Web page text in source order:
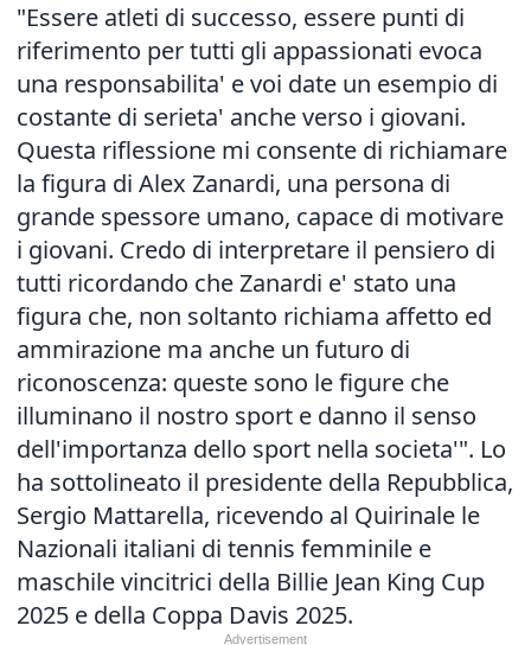
"Essere atleti di successo, essere punti di
riferimento per tutti gli appassionati evoca
una responsabilita' e voi date un esempio di
costante di serieta' anche verso i giovani.
Questa riflessione mi consente di richiamare
la figura di Alex Zanardi, una persona di
grande spessore umano, capace di motivare
i giovani. Credo di interpretare il pensiero di
tutti ricordando che Zanardi e' stato una
figura che, non soltanto richiama affetto ed
ammirazione ma anche un futuro di
riconoscenza: queste sono le figure che
illuminano il nostro sport e danno il senso
dell'importanza dello sport nella societa'". Lo
ha sottolineato il presidente della Repubblica,
Sergio Mattarella, ricevendo al Quirinale le
Nazionali italiani di tennis femminile e
maschile vincitrici della Billie Jean King Cup
2025 e della Coppa Davis 2025.